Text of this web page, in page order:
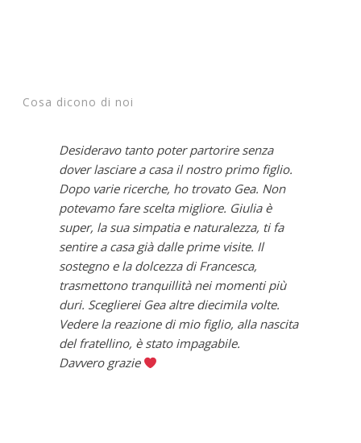
Cosa dicono di noi
Desideravo tanto poter partorire senza
dover lasciare a casa il nostro primo figlio.
Dopo varie ricerche, ho trovato Gea. Non
potevamo fare scelta migliore. Giulia è
super, la sua simpatia e naturalezza, ti fa
sentire a casa già dalle prime visite. Il
sostegno e la dolcezza di Francesca,
trasmettono tranquillità nei momenti più
duri. Sceglierei Gea altre diecimila volte.
Vedere la reazione di mio figlio, alla nascita
del fratellino, è stato impagabile.
Davvero grazie